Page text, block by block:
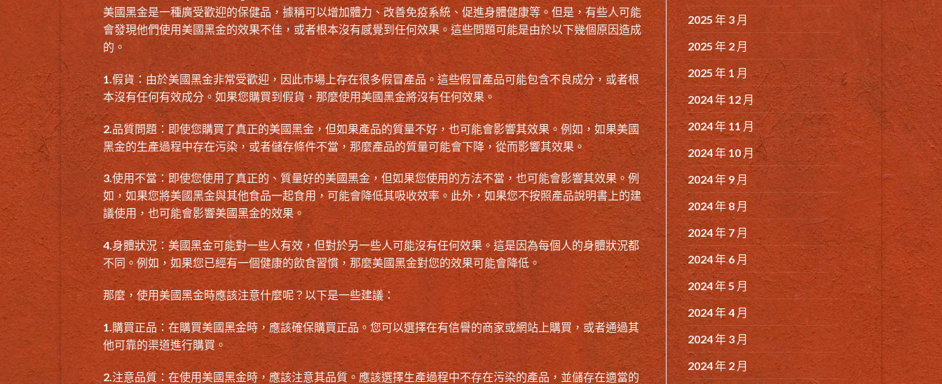
美國黑金是一種廣受歡迎的保健品，據稱可以增加體力、改善免疫系統、促進身體健康等。但是，有些人可能
會發現他們使用美國黑金的效果不佳 ，或者根本沒有感覺到任何效果。這些問題可能是由於以下幾個原因造成
的。
1.假貨：由於美國黑金非常受歡迎，因此市場上存在很多假冒產品。這些假冒產品可能包含不良成分，或者根
本沒有任何有效成分。如果您購買到假貨，那麼使用美國黑金將沒有任何效果。
2.品質問題：即使您購買了真正的美國黑金 ，但如果產品的質量不好，也可能會影響其效果。例如，如果美國
黑金的生產過程中存在污染，或者儲存條件不當，那麼產品的質量可能會下降，從而影響其效果。
3.使用不當：即使您使用了真正的、質量好的美國黑金，但如果您使用的方法不當，也可能會影響其效果。例
如，如果您將美國黑金與其他食品一起食用，可能會降低其吸收效率。此外，如果您不按照產品說明書上的建
議使用，也可能會影響美國黑金的效果 。
4.身體狀況：美國黑金可能對一些人有效，但對於另一些人可能沒有任何效果。這是因為每個人的身體狀況都
不同。例如，如果您已經有一個健康的飲食習慣，那麼美國黑金對您的效果可能會降低。
那麼，使用美國黑金時應該注意什麼呢？以下是一些建議：
1.購買正品：在購買美國黑金時，應該確保購買正品。您可以選擇在有信譽的商家或網站上購買，或者通過其
他可靠的渠道進行購買。
2.注意品質：在使用美國黑金時，應該注意其品質。應該選擇生產過程中不存在污染的產品，並儲存在適當的
2025 年 3 月
2025 年 2 月
2025 年 1 月
2024 年 12 月
2024 年 11 月
2024 年 10 月
2024 年 9 月
2024 年 8 月
2024 年 7 月
2024 年 6 月
2024 年 5 月
2024 年 4 月
2024 年 3 月
2024 年 2 月